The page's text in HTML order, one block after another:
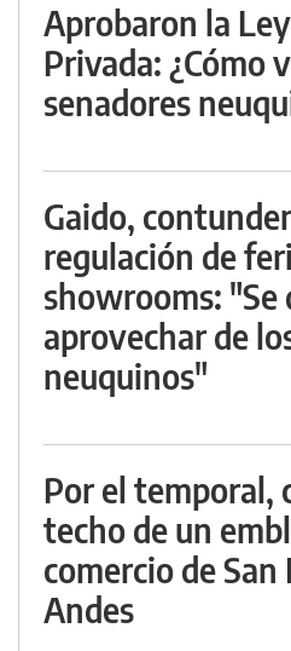
Aprobaron la
Privada: ¿Cómo
senadores
Gaido,
regulación de
showrooms: "Se
aprovechar de
neuquinos"
Por el temporal,
techo de un
comercio de
Andes